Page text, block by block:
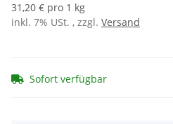
31,20 € pro 1 kg
inkl. 7% USt. , zzgl. Versand
Sofort verfügbar